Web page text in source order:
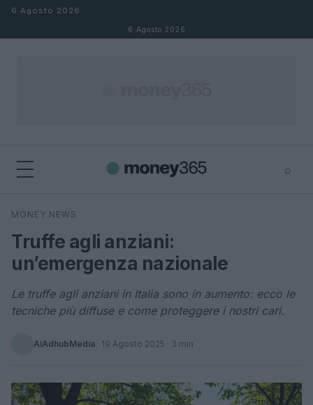
Salta al contenuto
6 Agosto 2026
6 Agosto 2026
⌕
Cerca
MONEY NEWS
Truffe agli anziani:
un’emergenza nazionale
Le truffe agli anziani in Italia sono in aumento: ecco le
tecniche più diffuse e come proteggere i nostri cari.
AiAdhubMedia · 19 Agosto 2025 · 3 min